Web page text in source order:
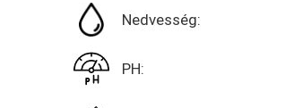
Nedvesség:
PH: